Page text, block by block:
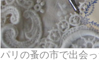
パリの蚤の市で出会